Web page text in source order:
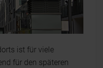
ist für viele
für den späteren